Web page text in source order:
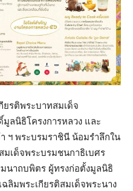
ยรติพระบาทสมเด็จ
ลนิธิโครงการหลวง และ
ฯ พระบรมราชินี น้อมรำลึกใน
เด็จพระบรมชนกาธิเบศร
นาถบพิตร ผู้ทรงก่อตั้งมูลนิธิ
ลิมพระเกียรติสมเด็จพระนาง